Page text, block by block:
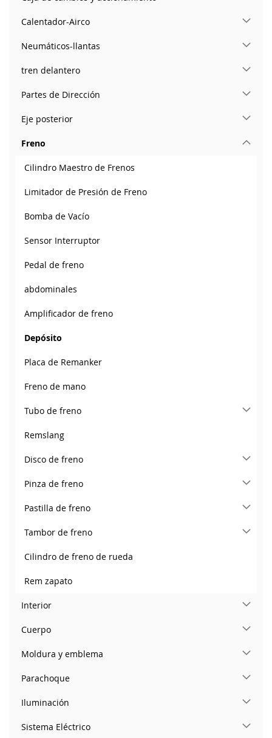
Calentador-Airco
Neumáticos-llantas
tren delantero
Partes de Dirección
Eje posterior
Freno
Cilindro Maestro de Frenos
Limitador de Presión de Freno
Bomba de Vacío
Sensor Interruptor
Pedal de freno
abdominales
Amplificador de freno
Depósito
Placa de Remanker
Freno de mano
Tubo de freno
Remslang
Disco de freno
Pinza de freno
Pastilla de freno
Tambor de freno
Cilindro de freno de rueda
Rem zapato
Interior
Cuerpo
Moldura y emblema
Parachoque
Iluminación
Sistema Eléctrico